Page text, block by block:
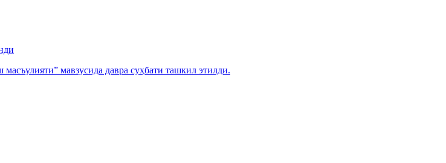
мавзусида давра суҳбати ташкил этилди.